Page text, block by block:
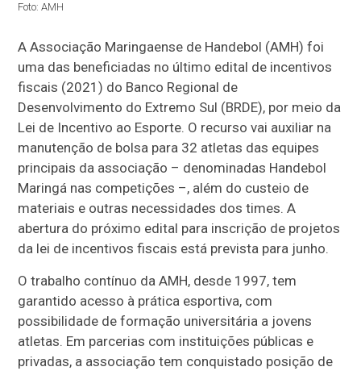
Foto: AMH
A Associação Maringaense de Handebol (AMH) foi
uma das beneficiadas no último edital de incentivos
fiscais (2021) do Banco Regional de
Desenvolvimento do Extremo Sul (BRDE), por meio da
Lei de Incentivo ao Esporte. O recurso vai auxiliar na
manutenção de bolsa para 32 atletas das equipes
principais da associação – denominadas Handebol
Maringá nas competições –, além do custeio de
materiais e outras necessidades dos times. A
abertura do próximo edital para inscrição de projetos
da lei de incentivos fiscais está prevista para junho.
O trabalho contínuo da AMH, desde 1997, tem
garantido acesso à prática esportiva, com
possibilidade de formação universitária a jovens
atletas. Em parcerias com instituições públicas e
privadas, a associação tem conquistado posição de